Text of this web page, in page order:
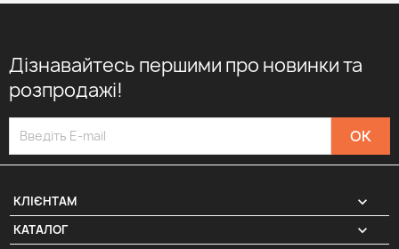
Дізнавайтесь першими про новинки та
розпродажі!
КЛІЄНТАМ 
КАТАЛОГ 